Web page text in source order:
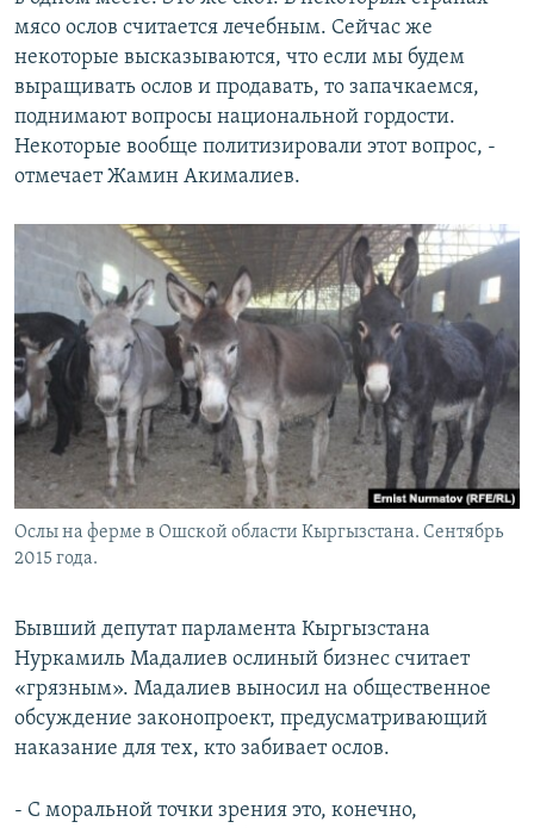
мясо ослов считается лечебным. Сейчас же
некоторые высказываются, что если мы будем
выращивать ослов и продавать, то запачкаемся,
поднимают вопросы национальной гордости.
Некоторые вообще политизировали этот вопрос, -
отмечает Жамин Акималиев.
Ослы на ферме в Ошской области Кыргызстана. Сентябрь
2015 года.
Бывший депутат парламента Кыргызстана
Нуркамиль Мадалиев ослиный бизнес считает
«грязным». Мадалиев выносил на общественное
обсуждение законопроект, предусматривающий
наказание для тех, кто забивает ослов.
- С моральной точки зрения это, конечно,